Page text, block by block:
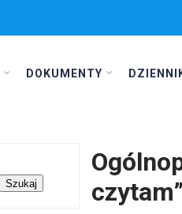
DOKUMENTY
Szukaj